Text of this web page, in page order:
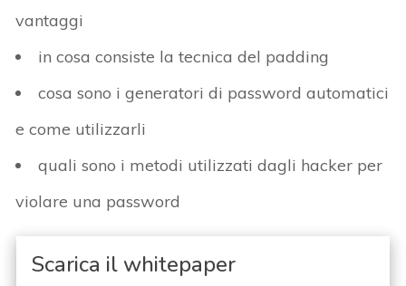
vantaggi
in cosa consiste la tecnica del padding
cosa sono i generatori di password automatici
e come utilizzarli
quali sono i metodi utilizzati dagli hacker per
violare una password
Scarica il whitepaper